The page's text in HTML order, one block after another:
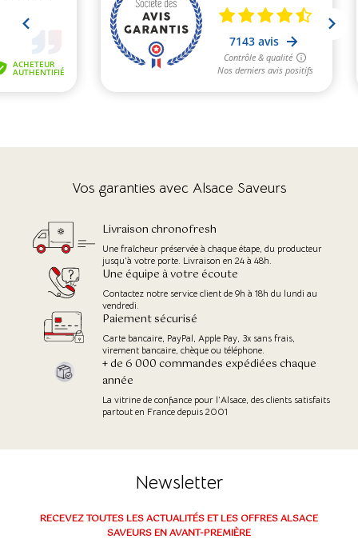
Vos garanties avec Alsace Saveurs
Livraison chronofresh
Une fraîcheur préservée à chaque étape, du producteur
jusqu'à votre porte. Livraison en 24 à 48h.
Une équipe à votre écoute
Contactez notre service client de 9h à 18h du lundi au
vendredi.
Paiement sécurisé
Carte bancaire, PayPal, Apple Pay, 3x sans frais,
virement bancaire, chèque ou téléphone.
+ de 6 000 commandes expédiées chaque
année
La vitrine de confiance pour l’Alsace, des clients satisfaits
partout en France depuis 2001
Newsletter
RECEVEZ TOUTES LES ACTUALITÉS ET LES OFFRES ALSACE
SAVEURS EN AVANT-PREMIÈRE